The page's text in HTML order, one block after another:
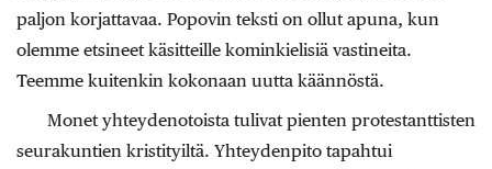
paljon korjattavaa. Popovin teksti on ollut apuna, kun
olemme etsineet käsitteille kominkielisiä vastineita.
Teemme kuitenkin kokonaan uutta käännöstä.
Monet yhteydenotoista tulivat pienten protestanttisten
seurakuntien kristityiltä. Yhteydenpito tapahtui